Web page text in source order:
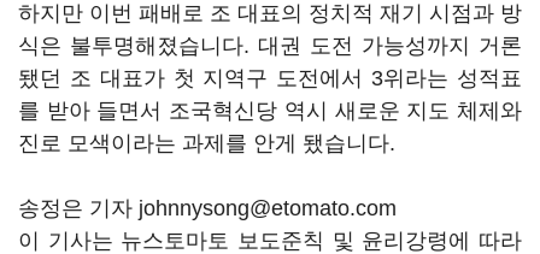
하지만 이번 패배로 조 대표의 정치적 재기 시점과 방
식은 불투명해졌습니다. 대권 도전 가능성까지 거론
됐던 조 대표가 첫 지역구 도전에서 3위라는 성적표
를 받아 들면서 조국혁신당 역시 새로운 지도 체제와
진로 모색이라는 과제를 안게 됐습니다.
송정은 기자 johnnysong@etomato.com
이 기사는 뉴스토마토 보도준칙 및 윤리강령에 따라